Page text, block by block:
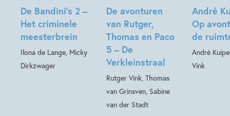
De Bandini’s 2 –
Het criminele
meesterbrein
Ilona de Lange, Micky
Dirkzwager
De avonturen
van Rutger,
Thomas en Paco
5 – De
Verkleinstraal
Rutger Vink, Thomas
van Grinsven, Sabine
van der Stadt
André
Op
de
André
Vink